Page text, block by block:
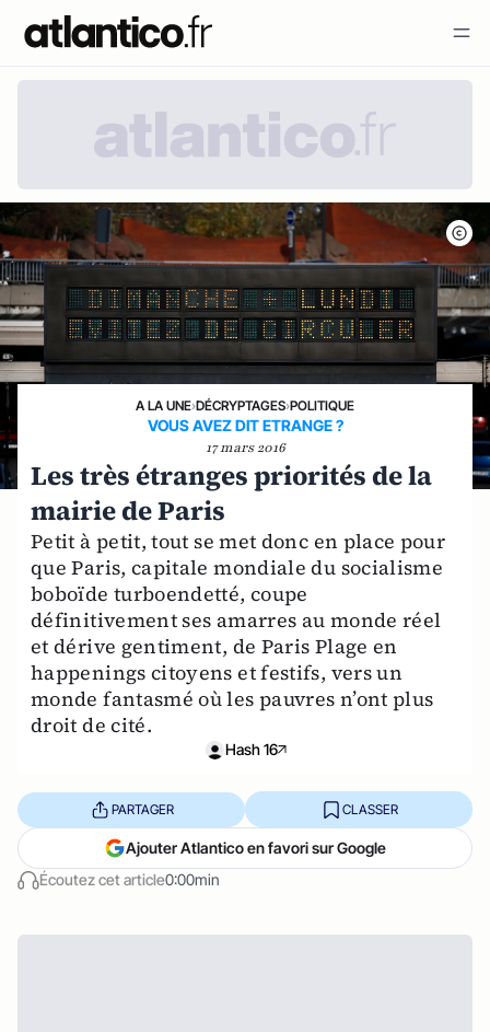
A LA UNE›DÉCRYPTAGES›POLITIQUE
VOUS AVEZ DIT ETRANGE ?
17 mars 2016
Les très étranges priorités de la
mairie de Paris
Petit à petit, tout se met donc en place pour
que Paris, capitale mondiale du socialisme
boboïde turboendetté, coupe
définitivement ses amarres au monde réel
et dérive gentiment, de Paris Plage en
happenings citoyens et festifs, vers un
monde fantasmé où les pauvres n’ont plus
droit de cité.
Hash 16
Écoutez cet article0:00min
PARTAGER CLASSER
Ajouter Atlantico en favori sur Google